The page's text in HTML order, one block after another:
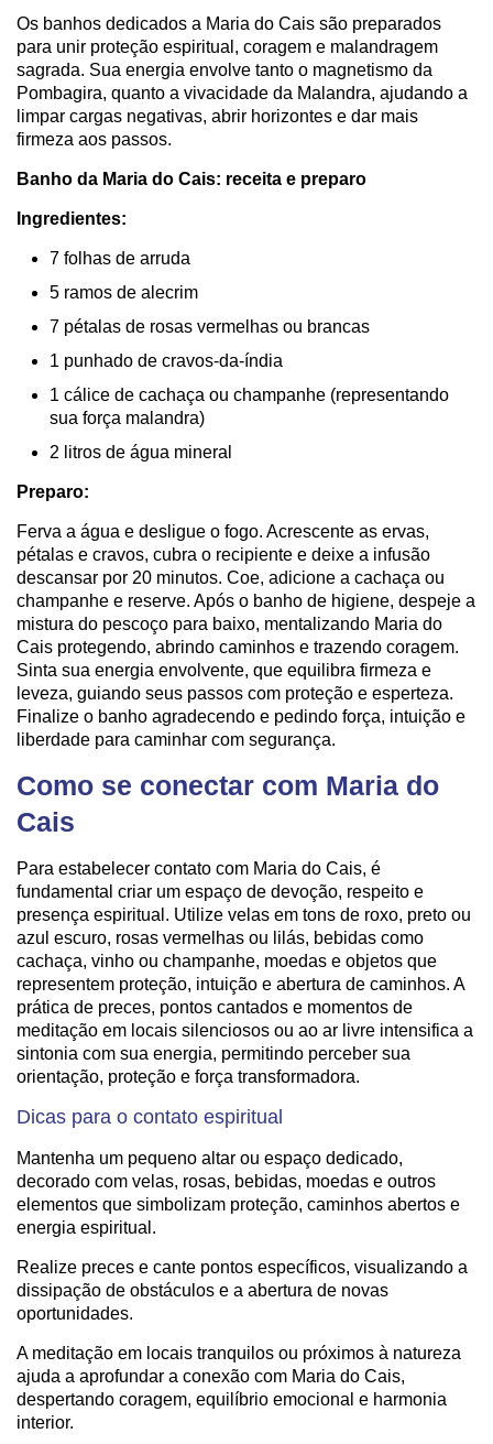
Os banhos dedicados a Maria do Cais são preparados
para unir proteção espiritual, coragem e malandragem
sagrada. Sua energia envolve tanto o magnetismo da
Pombagira, quanto a vivacidade da Malandra, ajudando a
limpar cargas negativas, abrir horizontes e dar mais
firmeza aos passos.
Banho da Maria do Cais: receita e preparo
Ingredientes:
7 folhas de arruda
5 ramos de alecrim
7 pétalas de rosas vermelhas ou brancas
1 punhado de cravos-da-índia
1 cálice de cachaça ou champanhe (representando
sua força malandra)
2 litros de água mineral
Preparo:
Ferva a água e desligue o fogo. Acrescente as ervas,
pétalas e cravos, cubra o recipiente e deixe a infusão
descansar por 20 minutos. Coe, adicione a cachaça ou
champanhe e reserve. Após o banho de higiene, despeje a
mistura do pescoço para baixo, mentalizando Maria do
Cais protegendo, abrindo caminhos e trazendo coragem.
Sinta sua energia envolvente, que equilibra firmeza e
leveza, guiando seus passos com proteção e esperteza.
Finalize o banho agradecendo e pedindo força, intuição e
liberdade para caminhar com segurança.
Como se conectar com Maria do
Cais
Para estabelecer contato com Maria do Cais, é
fundamental criar um espaço de devoção, respeito e
presença espiritual. Utilize velas em tons de roxo, preto ou
azul escuro, rosas vermelhas ou lilás, bebidas como
cachaça, vinho ou champanhe, moedas e objetos que
representem proteção, intuição e abertura de caminhos. A
prática de preces, pontos cantados e momentos de
meditação em locais silenciosos ou ao ar livre intensifica a
sintonia com sua energia, permitindo perceber sua
orientação, proteção e força transformadora.
Dicas para o contato espiritual
Mantenha um pequeno altar ou espaço dedicado,
decorado com velas, rosas, bebidas, moedas e outros
elementos que simbolizam proteção, caminhos abertos e
energia espiritual.
Realize preces e cante pontos específicos, visualizando a
dissipação de obstáculos e a abertura de novas
oportunidades.
A meditação em locais tranquilos ou próximos à natureza
ajuda a aprofundar a conexão com Maria do Cais,
despertando coragem, equilíbrio emocional e harmonia
interior.